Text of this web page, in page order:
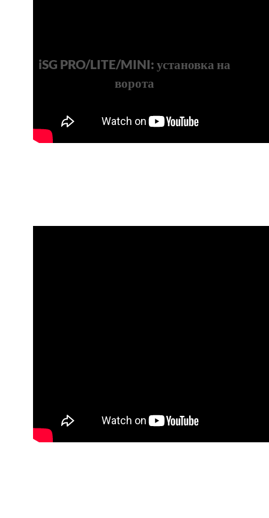
iSG PRO/LITE/MINI: установка на
ворота